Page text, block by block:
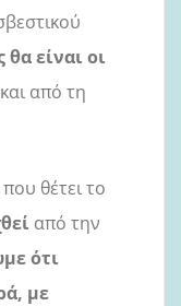
θα είναι οι
και από τη
θέτει το
από την
ότι
με